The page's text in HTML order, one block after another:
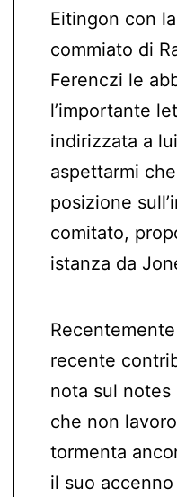
Eitingon con
commiato di
Ferenczi le
l’importante
indirizzata a
aspettarmi
posizione
comitato,
istanza da
recente
nota sul notes
che non
tormenta
il suo